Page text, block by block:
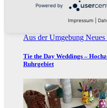
Aus der Umgebung Neues
Tie the Day Weddings –
Ruhrgebiet
Powered by
Impressum